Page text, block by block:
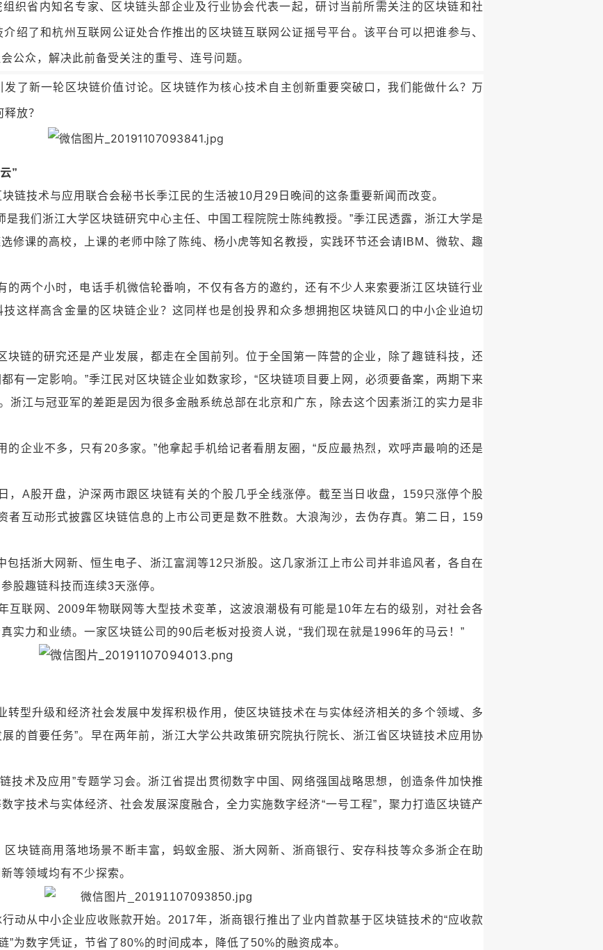
织省内知名专家、区块链头部企业及行业协会代表一起，研讨当前所需关注的区块链和社
绍了和杭州互联网公证处合作推出的区块链互联网公证摇号平台。该平台可以把谁参与、
公众，解决此前备受关注的重号、连号问题。
了新一轮区块链价值讨论。区块链作为核心技术自主创新重要突破口，我们能做什么？万
放？
”
链技术与应用联合会秘书长季江民的生活被10月29日晚间的这条重要新闻而改变。
是我们浙江大学区块链研究中心主任、中国工程院院士陈纯教授。”季江民透露，浙江大学是
修课的高校，上课的老师中除了陈纯、杨小虎等知名教授，实践环节还会请IBM、微软、趣
的两个小时，电话手机微信轮番响，不仅有各方的邀约，还有不少人来索要浙江区块链行业
这样高含金量的区块链企业？这同样也是创投界和众多想拥抱区块链风口的中小企业迫切
块链的研究还是产业发展，都走在全国前列。位于全国第一阵营的企业，除了趣链科技，还
有一定影响。”季江民对区块链企业如数家珍，“区块链项目要上网，必须要备案，两期下来
浙江与冠亚军的差距是因为很多金融系统总部在北京和广东，除去这个因素浙江的实力是非
的企业不多，只有20多家。”他拿起手机给记者看朋友圈，“反应最热烈，欢呼声最响的还是
，A股开盘，沪深两市跟区块链有关的个股几乎全线涨停。截至当日收盘，159只涨停个股
者互动形式披露区块链信息的上市公司更是数不胜数。大浪淘沙，去伪存真。第二日，159
括浙大网新、恒生电子、浙江富润等12只浙股。这几家浙江上市公司并非追风者，各自在
股趣链科技而连续3天涨停。
互联网、2009年物联网等大型技术变革，这波浪潮极有可能是10年左右的级别，对社会各
实力和业绩。一家区块链公司的90后老板对投资人说，“我们现在就是1996年的马云！”
转型升级和经济社会发展中发挥积极作用，使区块链技术在与实体经济相关的多个领域、多
的首要任务”。早在两年前，浙江大学公共政策研究院执行院长、浙江省区块链技术应用协
技术及应用”专题学习会。浙江省提出贯彻数字中国、网络强国战略思想，创造条件加快推
字技术与实体经济、社会发展深度融合，全力实施数字经济“一号工程”，聚力打造区块链产
块链商用落地场景不断丰富，蚂蚁金服、浙大网新、浙商银行、安存科技等众多浙企在助
等领域均有不少探索。
动从中小企业应收账款开始。2017年，浙商银行推出了业内首款基于区块链技术的“应收款
”为数字凭证，节省了80%的时间成本，降低了50%的融资成本。